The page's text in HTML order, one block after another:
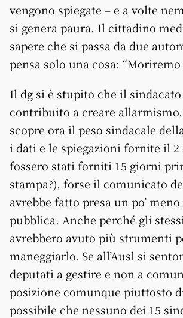
vengono spiegate – e a volte
si genera paura. Il cittadino
sapere che si passa da due
pensa solo una cosa:
Il dg si è stupito che il sindacato
contribuito a creare
scopre ora il peso sindacale
i dati e le spiegazioni fornite il 2
fossero stati forniti 15 giorni
stampa?), forse il comunicato
avrebbe fatto presa un po’
pubblica. Anche perché gli
avrebbero avuto più strumenti
maneggiarlo. Se all’Ausl si
deputati a gestire e non a
posizione comunque piuttosto
possibile che nessuno dei 15